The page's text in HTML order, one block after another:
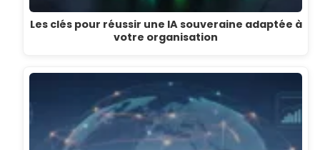
Les clés pour réussir une IA souveraine adaptée à
votre organisation